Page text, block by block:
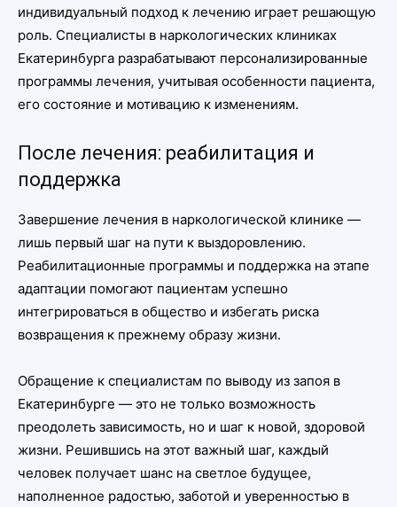
индивидуальный подход к лечению играет решающую
роль. Специалисты в наркологических клиниках
Екатеринбурга разрабатывают персонализированные
программы лечения, учитывая особенности пациента,
его состояние и мотивацию к изменениям.
После лечения: реабилитация и
поддержка
Завершение лечения в наркологической клинике —
лишь первый шаг на пути к выздоровлению.
Реабилитационные программы и поддержка на этапе
адаптации помогают пациентам успешно
интегрироваться в общество и избегать риска
возвращения к прежнему образу жизни.
Обращение к специалистам по выводу из запоя в
Екатеринбурге — это не только возможность
преодолеть зависимость, но и шаг к новой, здоровой
жизни. Решившись на этот важный шаг, каждый
человек получает шанс на светлое будущее,
наполненное радостью, заботой и уверенностью в